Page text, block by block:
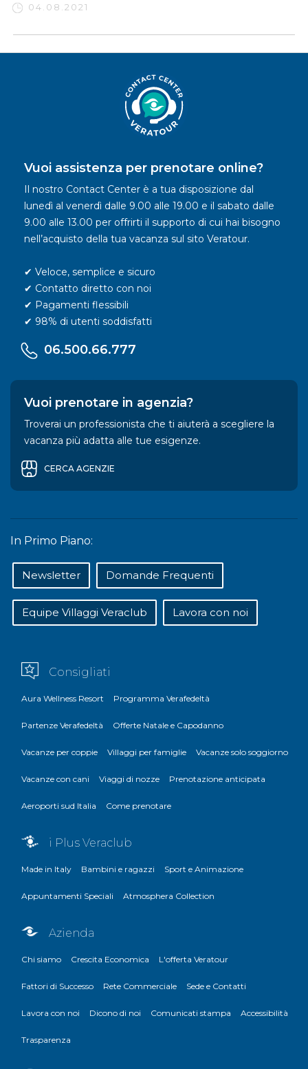
04.08.2021
Vuoi assistenza per prenotare online?
Il nostro Contact Center è a tua disposizione dal
lunedì al venerdì dalle 9.00 alle 19.00 e il sabato dalle
9.00 alle 13.00 per offrirti il supporto di cui hai bisogno
nell’acquisto della tua vacanza sul sito Veratour.
✔ Veloce, semplice e sicuro
✔ Contatto diretto con noi
✔ Pagamenti flessibili
✔ 98% di utenti soddisfatti
06.500.66.777
Vuoi prenotare in agenzia?
Troverai un professionista che ti aiuterà a scegliere la
vacanza più adatta alle tue esigenze.
CERCA AGENZIE
In Primo Piano:
Newsletter Domande Frequenti
Equipe Villaggi Veraclub Lavora con noi
Consigliati
Aura Wellness Resort Programma Verafedeltà
Partenze Verafedeltà Offerte Natale e Capodanno
Vacanze per coppie Villaggi per famiglie Vacanze solo soggiorno
Vacanze con cani Viaggi di nozze Prenotazione anticipata
Aeroporti sud Italia Come prenotare
i Plus Veraclub
Made in Italy Bambini e ragazzi Sport e Animazione
Appuntamenti Speciali Atmosphera Collection
Azienda
Chi siamo Crescita Economica L'offerta Veratour
Fattori di Successo Rete Commerciale Sede e Contatti
Lavora con noi Dicono di noi Comunicati stampa Accessibilità
Trasparenza